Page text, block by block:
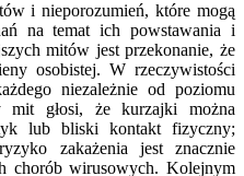
i nieporozumień, które mogą
na temat ich powstawania i
mitów jest przekonanie, że
osobistej. W rzeczywistości
niezależnie od poziomu
mit głosi, że kurzajki można
lub bliski kontakt fizyczny;
zakażenia jest znacznie
chorób wirusowych. Kolejnym